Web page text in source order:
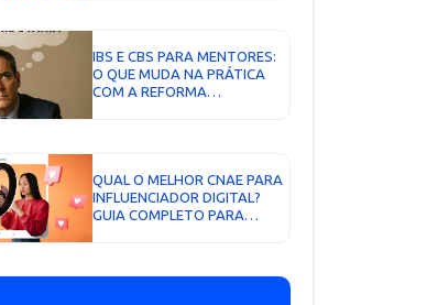
IBS E CBS PARA MENTORES:
O QUE MUDA NA PRÁTICA
COM A REFORMA
QUAL O MELHOR CNAE PARA
INFLUENCIADOR DIGITAL?
GUIA COMPLETO PARA